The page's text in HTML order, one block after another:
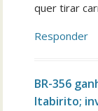
quer tirar
Responder
BR-356
Itabirito;